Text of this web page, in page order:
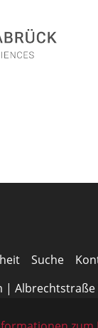
Suche
Albrechtstraße